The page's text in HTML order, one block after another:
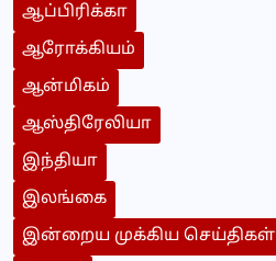
ஆப்பிரிக்கா
ஆரோக்கியம்
ஆன்மிகம்
ஆஸ்திரேலியா
இந்தியா
இலங்கை
இன்றைய முக்கிய செய்திகள்